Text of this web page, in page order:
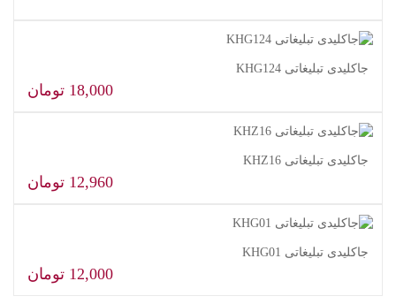
جاکلیدی تبلیغاتی KHG01
12,000 تومان
جاکلیدی تبلیغاتی KHZ16
12,960 تومان
جاکلیدی تبلیغاتی KHG124
18,000 تومان